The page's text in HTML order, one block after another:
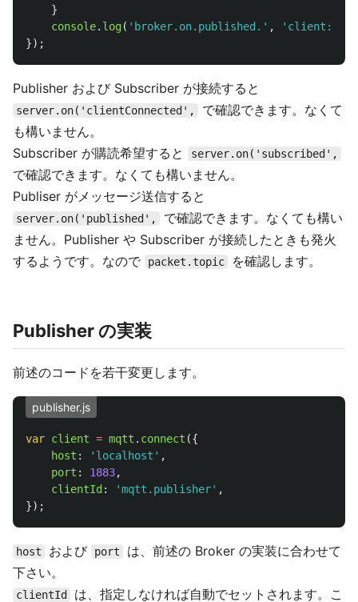
}
console. log( ' broker.on.published. ' , ' client:
});
Publisher および Subscriber が接続すると
server.on('clientConnected',
で確認できます。なくて
も構いません。
Subscriber が購読希望すると
server.on('subscribed',
で確認できます。なくても構いません。
Publiser がメッセージ送信すると
server.on('published',
で確認できます。なくても構い
ません。Publisher や Subscriber が接続したときも発火
するようです。なので
packet.topic を確認します。
Publisher の実装
前述のコードを若干変更します。
publisher.js
var client = mqtt . connect ({
host : ' localhost ' ,
port : 1883,
clientId : 'mqtt.publisher' ,
});
host および port
は、前述の Broker の実装に合わせて
下さい。
clientId は、指定しなければ自動でセットされます。こ